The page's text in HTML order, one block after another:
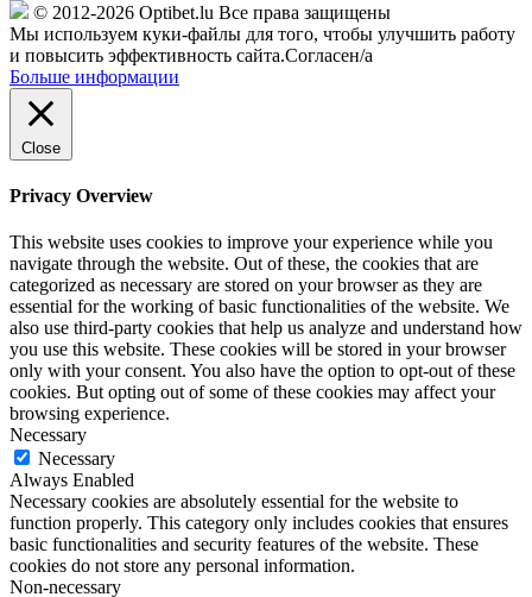
© 2012-2026 Optibet.lu Все права защищены
Мы используем куки-файлы для того, чтобы улучшить работу
и повысить эффективность сайта.Согласен/а
Больше информации
Close
Privacy Overview
This website uses cookies to improve your experience while you
navigate through the website. Out of these, the cookies that are
categorized as necessary are stored on your browser as they are
essential for the working of basic functionalities of the website. We
also use third-party cookies that help us analyze and understand how
you use this website. These cookies will be stored in your browser
only with your consent. You also have the option to opt-out of these
cookies. But opting out of some of these cookies may affect your
browsing experience.
Necessary
Necessary
Always Enabled
Necessary cookies are absolutely essential for the website to
function properly. This category only includes cookies that ensures
basic functionalities and security features of the website. These
cookies do not store any personal information.
Non-necessary